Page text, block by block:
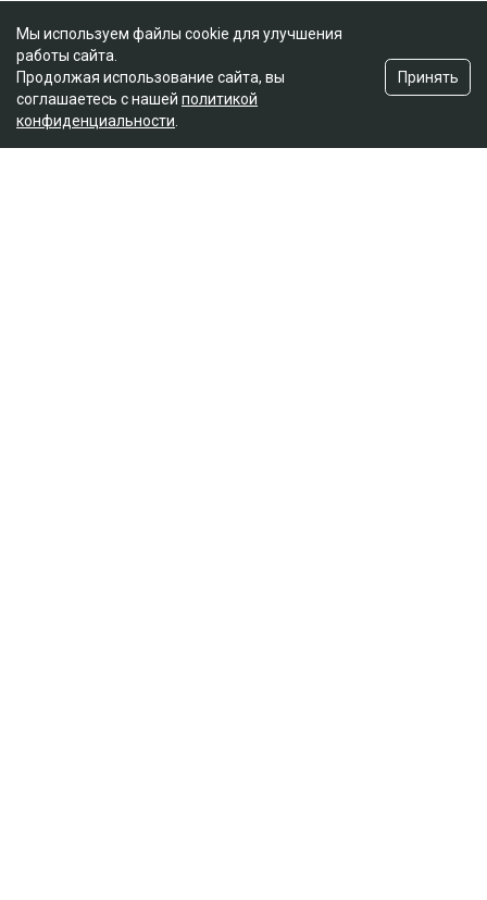
Мы используем файлы cookie для улучшения
работы сайта.
Продолжая использование сайта, вы
соглашаетесь с нашей политикой
конфиденциальности
Принять